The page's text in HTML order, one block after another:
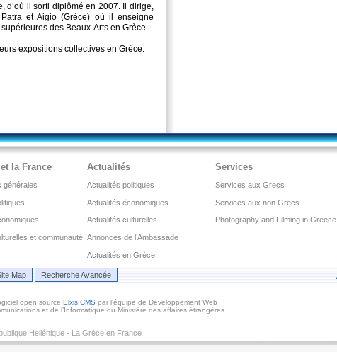
d’où il sorti diplômé en 2007. Il dirige,
et Aigio (Grèce) où il enseigne
des Beaux-Arts en Grèce.
expositions collectives en Grèce.
la France
générales
et communauté
Actualités
Actualités politiques
Actualités économiques
Actualités culturelles
Annonces de l’Ambassade
Actualités en Grèce
Services
Services aux Grecs
Services aux non Grecs
Photography and Filming in Greece
Map Recherche Avancée
open source Elxis CMSpar l'équipe de Développement Web
et de l’Informatique du Ministère des affaires étrangères
Hellénique - La Grèce en France